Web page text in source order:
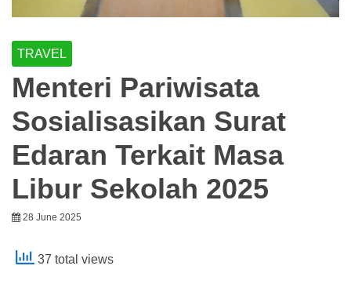
TRAVEL
Menteri Pariwisata
Sosialisasikan Surat
Edaran Terkait Masa
Libur Sekolah 2025
28 June 2025
37 total views